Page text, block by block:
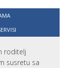
roditelj
susretu sa